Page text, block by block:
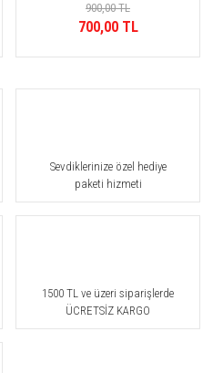
900,00 TL
700,00 TL
Sevdiklerinize özel hediye
paketi hizmeti
1500 TL ve üzeri siparişlerde
ÜCRETSİZ KARGO